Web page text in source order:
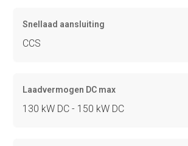
Snellaad aansluiting
CCS
Laadvermogen DC max
130 kW DC - 150 kW DC